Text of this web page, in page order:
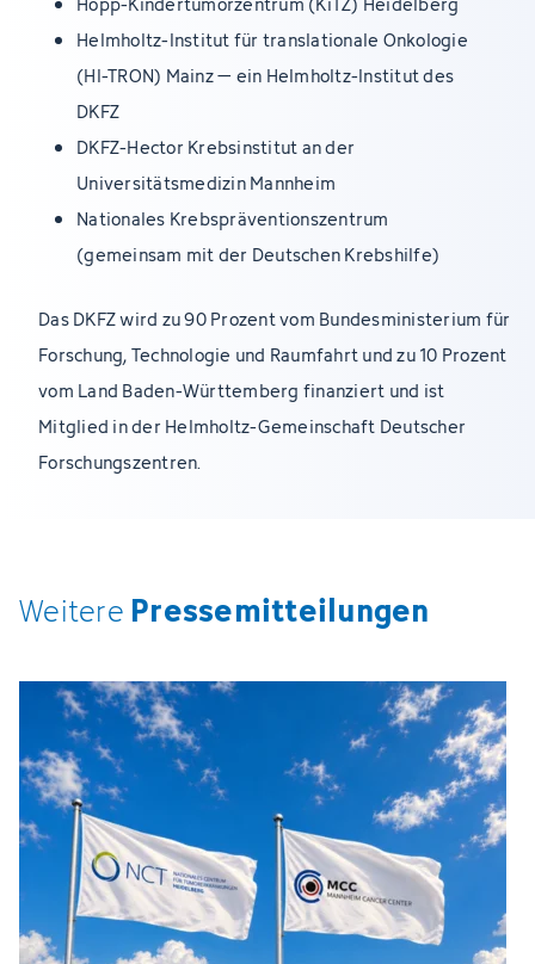
Helmholtz-Institut für translationale Onkologie
(HI-TRON) Mainz – ein Helmholtz-Institut des
DKFZ
DKFZ-Hector Krebsinstitut an der
Universitätsmedizin Mannheim
Nationales Krebspräventionszentrum
(gemeinsam mit der Deutschen Krebshilfe)
Das DKFZ wird zu 90 Prozent vom Bundesministerium für
Forschung, Technologie und Raumfahrt und zu 10 Prozent
vom Land Baden-Württemberg finanziert und ist
Mitglied in der Helmholtz-Gemeinschaft Deutscher
Forschungszentren.
Weitere Pressemitteilungen